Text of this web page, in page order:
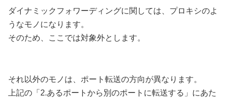
ダイナミックフォワーディングに関しては、プロキシのよ
うなモノになります。
そのため、ここでは対象外とします。
それ以外のモノは、ポート転送の方向が異なります。
上記の「2.あるポートから別のポートに転送する」にあた